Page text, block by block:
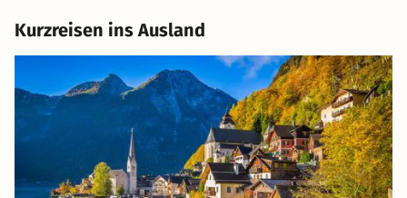
Kurzreisen ins Ausland